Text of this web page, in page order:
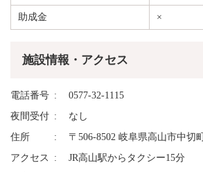
助成金 ×
施設情報・アクセス
電話番号
0577-32-1115
夜間受付
なし
住所
〒506-8502 岐阜県高山市中切
アクセス
JR高山駅からタクシー15分